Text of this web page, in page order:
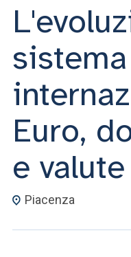
Euro,
e
Piacenza